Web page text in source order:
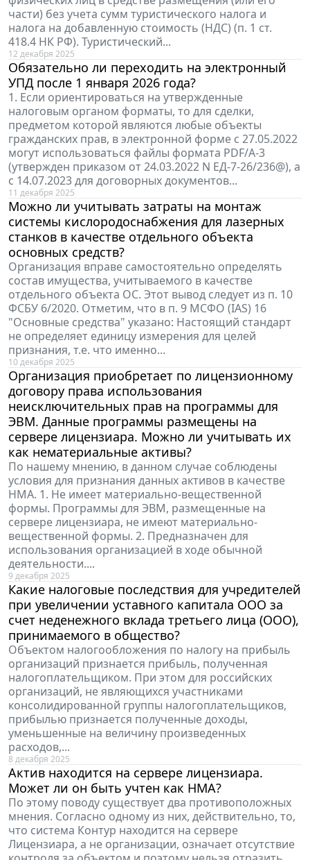
части) без учета сумм туристического налога и
налога на добавленную стоимость (НДС) (п. 1 ст.
418.4 НК РФ). Туристический...
12 декабря 2025
Обязательно ли переходить на электронный
УПД после 1 января 2026 года?
1. Если ориентироваться на утвержденные
налоговым органом форматы, то для сделки,
предметом которой являются любые объекты
гражданских прав, в электронной форме с 27.05.2022
могут использоваться файлы формата PDF/A-3
(утвержден приказом от 24.03.2022 N ЕД-7-26/236@), а
с 14.07.2023 для договорных документов...
11 декабря 2025
Можно ли учитывать затраты на монтаж
системы кислородоснабжения для лазерных
станков в качестве отдельного объекта
основных средств?
Организация вправе самостоятельно определять
состав имущества, учитываемого в качестве
отдельного объекта ОС. Этот вывод следует из п. 10
ФСБУ 6/2020. Отметим, что в п. 9 МСФО (IAS) 16
"Основные средства" указано: Настоящий стандарт
не определяет единицу измерения для целей
признания, т.е. что именно...
10 декабря 2025
Организация приобретает по лицензионному
договору права использования
неисключительных прав на программы для
ЭВМ. Данные программы размещены на
сервере лицензиара. Можно ли учитывать их
как нематериальные активы?
По нашему мнению, в данном случае соблюдены
условия для признания данных активов в качестве
НМА. 1. Не имеет материально-вещественной
формы. Программы для ЭВМ, размещенные на
сервере лицензиара, не имеют материально-
вещественной формы. 2. Предназначен для
использования организацией в ходе обычной
деятельности....
9 декабря 2025
Какие налоговые последствия для учредителей
при увеличении уставного капитала ООО за
счет неденежного вклада третьего лица (ООО),
принимаемого в общество?
Объектом налогообложения по налогу на прибыль
организаций признается прибыль, полученная
налогоплательщиком. При этом для российских
организаций, не являющихся участниками
консолидированной группы налогоплательщиков,
прибылью признается полученные доходы,
уменьшенные на величину произведенных
расходов,...
8 декабря 2025
Актив находится на сервере лицензиара.
Может ли он быть учтен как НМА?
По этому поводу существует два противоположных
мнения. Согласно одному из них, действительно, то,
что система Контур находится на сервере
Лицензиара, а не организации, означает отсутствие